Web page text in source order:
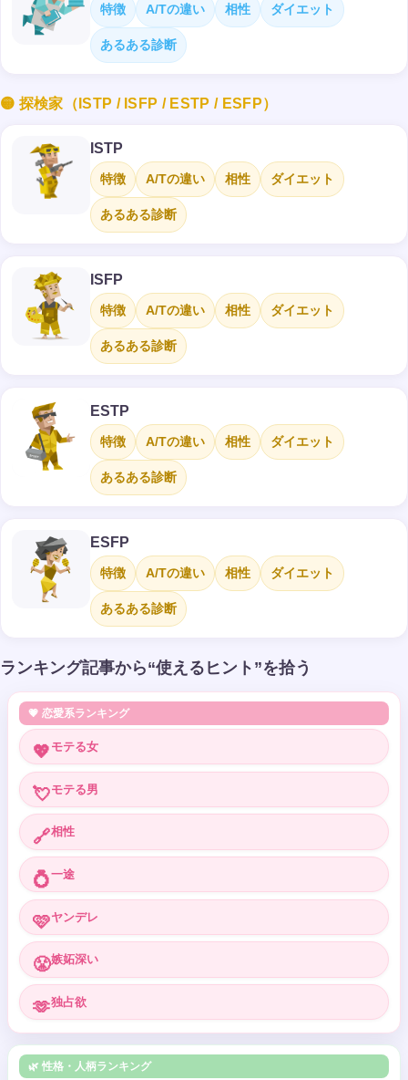
特徴 A/Tの違い 相性 ダイエット
あるある診断
🟡 探検家（ISTP / ISFP / ESTP / ESFP）
ISTP
特徴 A/Tの違い 相性 ダイエット
あるある診断
ISFP
特徴 A/Tの違い 相性 ダイエット
あるある診断
ESTP
特徴 A/Tの違い 相性 ダイエット
あるある診断
ESFP
特徴 A/Tの違い 相性 ダイエット
あるある診断
ランキング記事から“使えるヒント”を拾う
💗 恋愛系ランキング
💖 モテる女
💘モテる男
🔗相性
💍一途
🩷ヤンデレ
😤嫉妬深い
🫶独占欲
🌿 性格・人柄ランキング